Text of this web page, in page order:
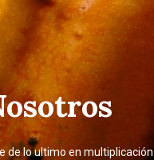
de lo ultimo en multiplicación